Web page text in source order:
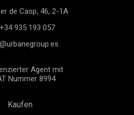
de Casp, 46, 2-1A
+34 935 193 057
Agent mit
Nummer 8994
Kaufen